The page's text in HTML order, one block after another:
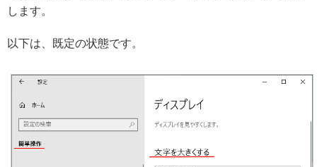
します。
以下は、既定の状態です。